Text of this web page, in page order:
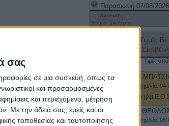
σας
σε μια συσκευή, όπως τα
και προσαρμοσμένες
και περιεχόμενο, μέτρηση
Με την άδειά σας, εμείς και οι
τοποθεσίας και ταυτοποίησης